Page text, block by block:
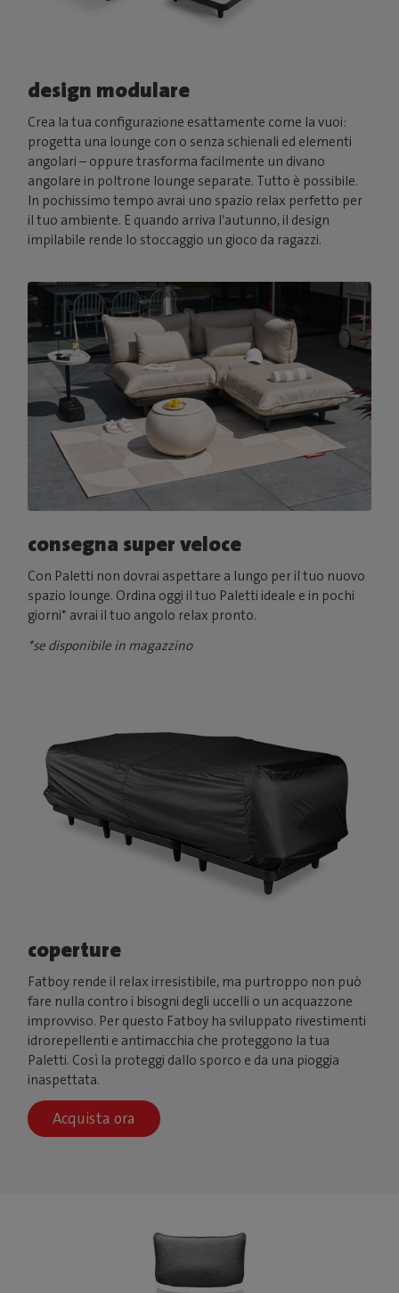
design modulare
Crea la tua configurazione esattamente come la vuoi:
progetta una lounge con o senza schienali ed elementi
angolari – oppure trasforma facilmente un divano
angolare in poltrone lounge separate. Tutto è possibile.
In pochissimo tempo avrai uno spazio relax perfetto per
il tuo ambiente. E quando arriva l’autunno, il design
impilabile rende lo stoccaggio un gioco da ragazzi.
consegna super veloce
Con Paletti non dovrai aspettare a lungo per il tuo nuovo
spazio lounge. Ordina oggi il tuo Paletti ideale e in pochi
giorni* avrai il tuo angolo relax pronto.
*se disponibile in magazzino
coperture
Fatboy rende il relax irresistibile, ma purtroppo non può
fare nulla contro i bisogni degli uccelli o un acquazzone
improvviso. Per questo Fatboy ha sviluppato rivestimenti
idrorepellenti e antimacchia che proteggono la tua
Paletti. Così la proteggi dallo sporco e da una pioggia
inaspettata.
Acquista ora